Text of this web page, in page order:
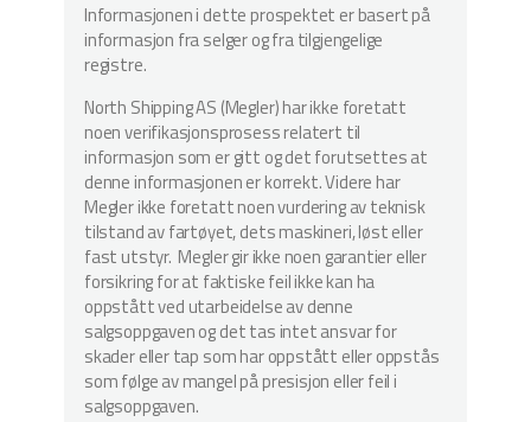
Informasjonen i dette prospektet er basert på
informasjon fra selger og fra tilgjengelige
registre.
North Shipping AS (Megler) har ikke foretatt
noen verifikasjonsprosess relatert til
informasjon som er gitt og det forutsettes at
denne informasjonen er korrekt. Videre har
Megler ikke foretatt noen vurdering av teknisk
tilstand av fartøyet, dets maskineri, løst eller
fast utstyr. Megler gir ikke noen garantier eller
forsikring for at faktiske feil ikke kan ha
oppstått ved utarbeidelse av denne
salgsoppgaven og det tas intet ansvar for
skader eller tap som har oppstått eller oppstås
som følge av mangel på presisjon eller feil i
salgsoppgaven.